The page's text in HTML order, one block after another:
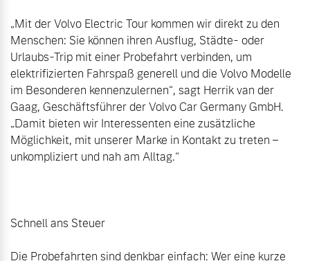
„Mit der Volvo Electric Tour kommen wir direkt zu den
Menschen: Sie können ihren Ausflug, Städte- oder
Urlaubs-Trip mit einer Probefahrt verbinden, um
elektrifizierten Fahrspaß generell und die Volvo Modelle
im Besonderen kennenzulernen“, sagt Herrik van der
Gaag, Geschäftsführer der Volvo Car Germany GmbH.
„Damit bieten wir Interessenten eine zusätzliche
Möglichkeit, mit unserer Marke in Kontakt zu treten –
unkompliziert und nah am Alltag.“
Schnell ans Steuer
Die Probefahrten sind denkbar einfach: Wer eine kurze